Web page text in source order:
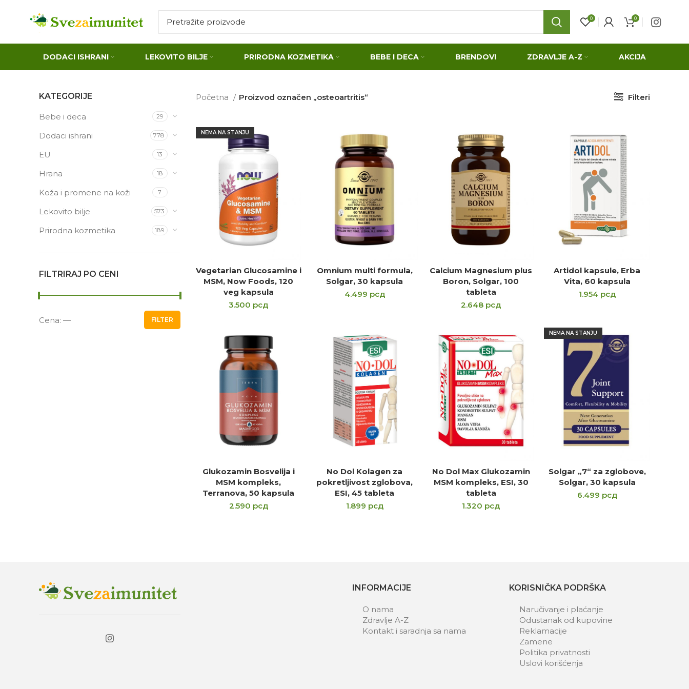
0 0
DODACI ISHRANI LEKOVITO BILJE PRIRODNA KOZMETIKA BEBE I DECA BRENDOVI ZDRAVLJE A-Z AKCIJA
KATEGORIJE
Bebe i deca 29
Dodaci ishrani 778
EU 13
Hrana 18
Koža i promene na koži 7
Lekovito bilje 573
Prirodna kozmetika 189
FILTRIRAJ PO CENI
FILTER
Cena: —
Početna Proizvod označen „osteoartritis“ Filteri
NEMA NA STANJU
PROČITAJTE JOŠ
Vegetarian Glucosamine i
MSM, Now Foods, 120
veg kapsula
3.500 рсд
DODAJ U KORPU
Omnium multi formula,
Solgar, 30 kapsula
4.499 рсд
DODAJ U KORPU
Calcium Magnesium plus
Boron, Solgar, 100
tableta
2.648 рсд
DODAJ U KORPU
Artidol kapsule, Erba
Vita, 60 kapsula
1.954 рсд
DODAJ U KORPU
Glukozamin Bosvelija i
MSM kompleks,
Terranova, 50 kapsula
2.590 рсд
DODAJ U KORPU
No Dol Kolagen za
pokretljivost zglobova,
ESI, 45 tableta
1.899 рсд
DODAJ U KORPU
No Dol Max Glukozamin
MSM kompleks, ESI, 30
tableta
1.320 рсд
NEMA NA STANJU
PROČITAJTE JOŠ
Solgar „7“ za zglobove,
Solgar, 30 kapsula
6.499 рсд
INFORMACIJE
O nama
Zdravlje A-Z
Kontakt i saradnja sa nama
KORISNIČKA PODRŠKA
Naručivanje i plaćanje
Odustanak od kupovine
Reklamacije
Zamene
Politika privatnosti
Uslovi korišćenja